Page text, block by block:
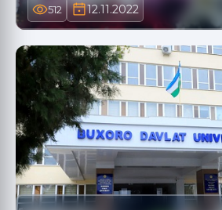
512 12.11.2022